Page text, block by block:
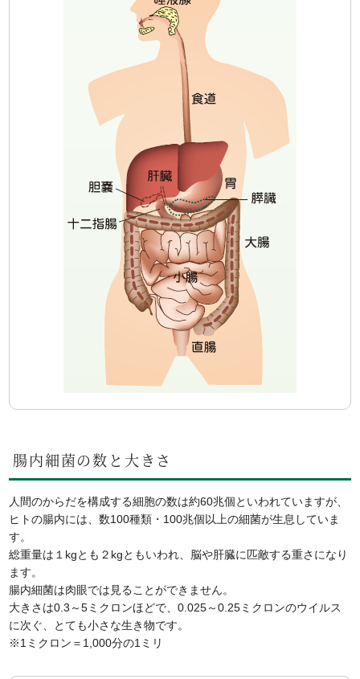
腸内細菌の数と大きさ
人間のからだを構成する細胞の数は約60兆個といわれていますが、
ヒトの腸内には、数100種類・100兆個以上の細菌が生息していま
す。
総重量は１kgとも２kgともいわれ、脳や肝臓に匹敵する重さになり
ます。
腸内細菌は肉眼では見ることができません。
大きさは0.3～5ミクロンほどで、0.025～0.25ミクロンのウイルス
に次ぐ、とても小さな生き物です。
※1ミクロン＝1,000分の1ミリ